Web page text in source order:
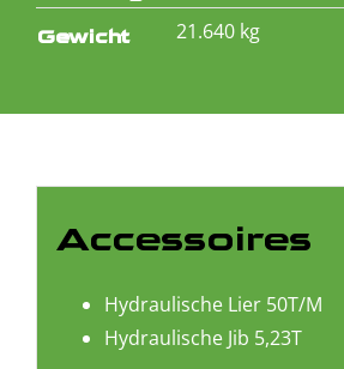
Gewicht 21.640 kg
Accessoires
Hydraulische Lier 50T/M
Hydraulische Jib 5,23T